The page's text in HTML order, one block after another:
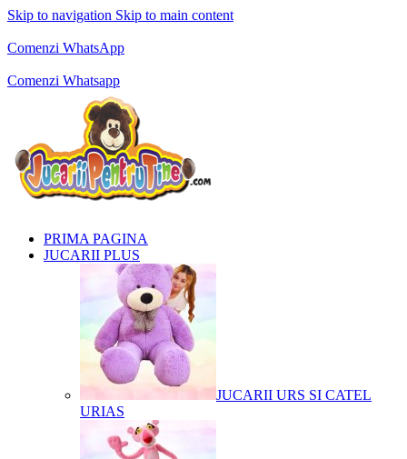
Skip to navigation Skip to main content
Comenzi WhatsApp
Comenzi Whatsapp
PRIMA PAGINA
JUCARII PLUS
JUCARII URS SI CATEL
URIAS